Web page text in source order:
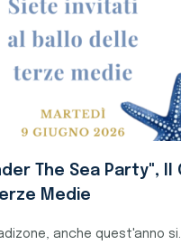
anche quest'anno si...